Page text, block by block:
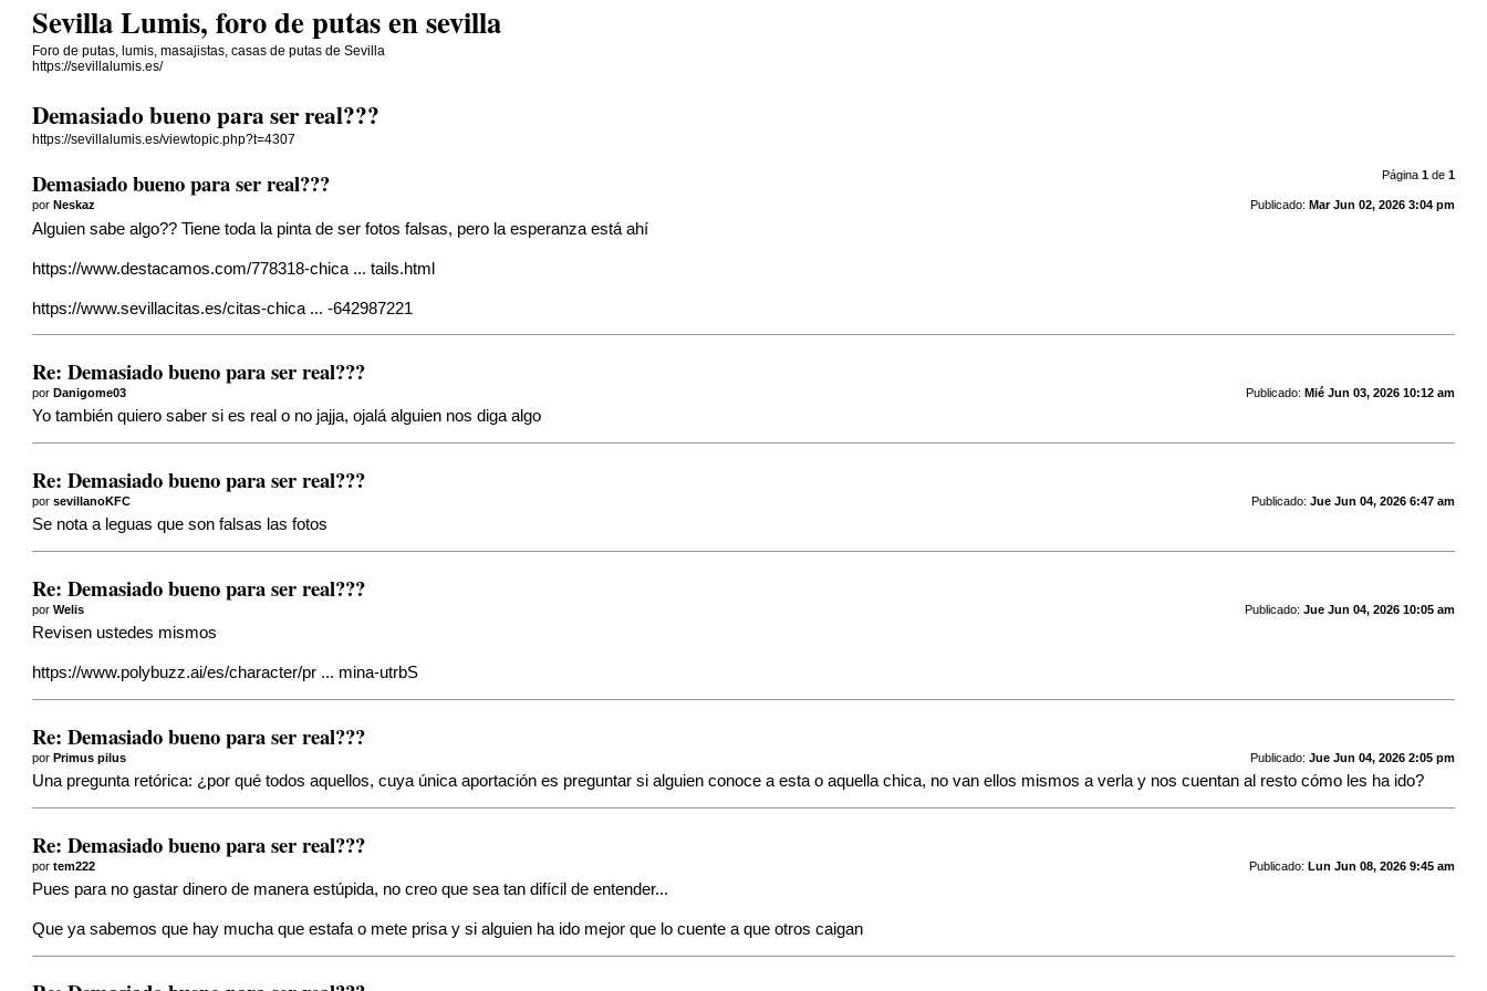
Sevilla Lumis, foro de putas en sevilla
Foro de putas, lumis, masajistas, casas de putas de Sevilla
https://sevillalumis.es/
Demasiado bueno para ser real???
https://sevillalumis.es/viewtopic.php?t=4307
Página 1de 1
Demasiado bueno para ser real???
Publicado: Mar Jun 02, 2026 3:04 pm
porNeskaz
Alguien sabe algo?? Tiene toda la pinta de ser fotos falsas, pero la esperanza está ahí
https://www.destacamos.com/778318-chica ... tails.html
https://www.sevillacitas.es/citas-chica ... -642987221
Re: Demasiado bueno para ser real???
Publicado: Mié Jun 03, 2026 10:12 am
porDanigome03
Yo también quiero saber si es real o no jajja, ojalá alguien nos diga algo
Re: Demasiado bueno para ser real???
Publicado: Jue Jun 04, 2026 6:47 am
porsevillanoKFC
Se nota a leguas que son falsas las fotos
Re: Demasiado bueno para ser real???
Publicado: Jue Jun 04, 2026 10:05 am
porWelis
Revisen ustedes mismos
https://www.polybuzz.ai/es/character/pr ... mina-utrbS
Re: Demasiado bueno para ser real???
Publicado: Jue Jun 04, 2026 2:05 pm
porPrimus pilus
Una pregunta retórica: ¿por qué todos aquellos, cuya única aportación es preguntar si alguien conoce a esta o aquella chica, no van ellos mismos a verla y nos cuentan al resto cómo les ha ido?
Re: Demasiado bueno para ser real???
Publicado: Lun Jun 08, 2026 9:45 am
portem222
Pues para no gastar dinero de manera estúpida, no creo que sea tan difícil de entender...
Que ya sabemos que hay mucha que estafa o mete prisa y si alguien ha ido mejor que lo cuente a que otros caigan